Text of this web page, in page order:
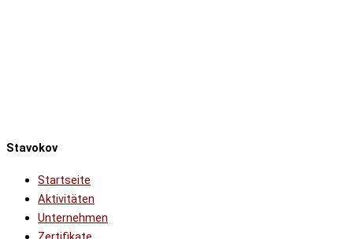
Stavokov
Startseite
Aktivitäten
Unternehmen